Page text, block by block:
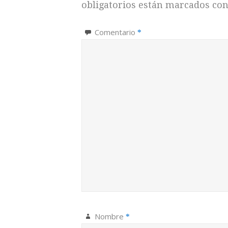
obligatorios están marcados
Comentario *
Nombre *